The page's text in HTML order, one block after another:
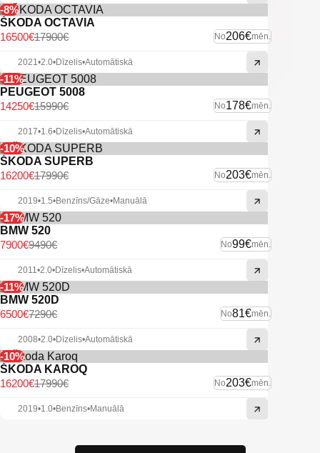
-8%
ŠKODA OCTAVIA
No206€mēn.
17900€
16500€
2021•2.0•Dīzelis•Automātiskā
-11%
PEUGEOT 5008
No178€mēn.
15990€
14250€
2017•1.6•Dīzelis•Automātiskā
-10%
ŠKODA SUPERB
No203€mēn.
17990€
16200€
2019•1.5•Benzīns/Gāze•Manuālā
-17%
BMW 520
No99€mēn.
9490€
7900€
2011•2.0•Dīzelis•Automātiskā
-11%
BMW 520D
No81€mēn.
7290€
6500€
2008•2.0•Dīzelis•Automātiskā
-10%
ŠKODA KAROQ
No203€mēn.
17990€
16200€
2019•1.0•Benzīns•Manuālā